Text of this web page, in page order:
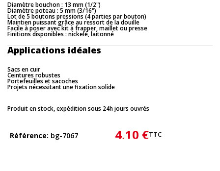
Diamètre bouchon : 13 mm (1/2")
Diamètre poteau : 5 mm (3/16")
Lot de 5 boutons pressions (4 parties par bouton)
Maintien puissant grâce au ressort de la douille
Facile à poser avec kit à frapper, maillet ou presse
Finitions disponibles : nickelé, laitonné
Applications idéales
Sacs en cuir
Ceintures robustes
Portefeuilles et sacoches
Projets nécessitant une fixation solide
Produit en stock, expédition sous 24h jours ouvrés
Référence bg-7067 4,10 €TTC